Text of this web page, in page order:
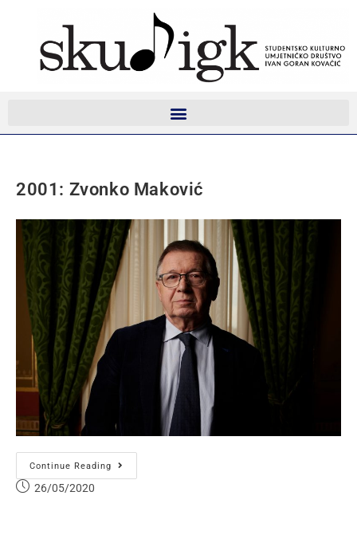
2001: Zvonko Maković
Continue Reading
26/05/2020